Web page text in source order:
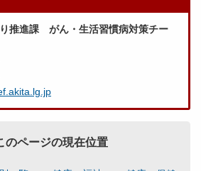
推進課 がん・生活習慣病対策チー
のページの現在位置